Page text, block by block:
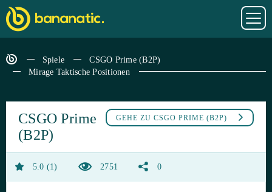
Spiele
CSGO Prime (B2P)
Mirage Taktische Positionen
GEHE ZU CSGO PRIME (B2P)
CSGO Prime
(B2P)
5.0 1 2751 0